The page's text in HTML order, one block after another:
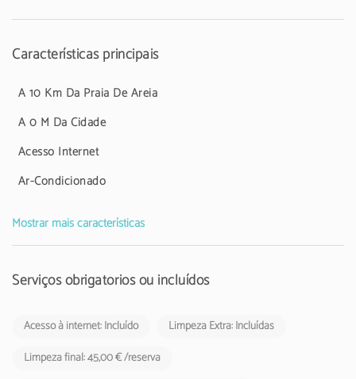
Características principais
A 10 Km Da Praia De Areia
A 0 M Da Cidade
Acesso Internet
Ar-Condicionado
Mostrar mais características
Serviços obrigatórios ou incluídos
Acesso à internet: Incluído
Limpeza Extra: Incluídas
Limpeza final: 45,00 € /reserva